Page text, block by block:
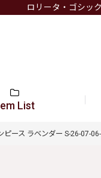
ロリータ・ゴシッ
List
ース ラベンダー S-26-07-